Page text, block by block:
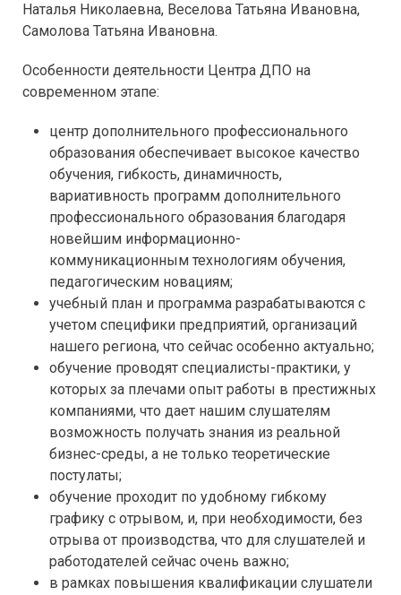
Наталья Николаевна, Веселова Татьяна Ивановна,
Самолова Татьяна Ивановна.
Особенности деятельности Центра ДПО на
современном этапе:
центр дополнительного профессионального
образования обеспечивает высокое качество
обучения, гибкость, динамичность,
вариативность программ дополнительного
профессионального образования благодаря
новейшим информационно-
коммуникационным технологиям обучения,
педагогическим новациям;
учебный план и программа разрабатываются с
учетом специфики предприятий, организаций
нашего региона, что сейчас особенно актуально;
обучение проводят специалисты-практики, у
которых за плечами опыт работы в престижных
компаниями, что дает нашим слушателям
возможность получать знания из реальной
бизнес-среды, а не только теоретические
постулаты;
обучение проходит по удобному гибкому
графику с отрывом, и, при необходимости, без
отрыва от производства, что для слушателей и
работодателей сейчас очень важно;
в рамках повышения квалификации слушатели